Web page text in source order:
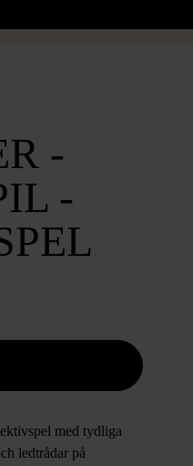
-
-
med tydliga
ledtrådar på